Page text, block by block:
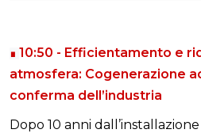
∎ 10:50 - Efficientamento e
atmosfera: Cogenerazione
conferma dell’industria
Dopo 10 anni